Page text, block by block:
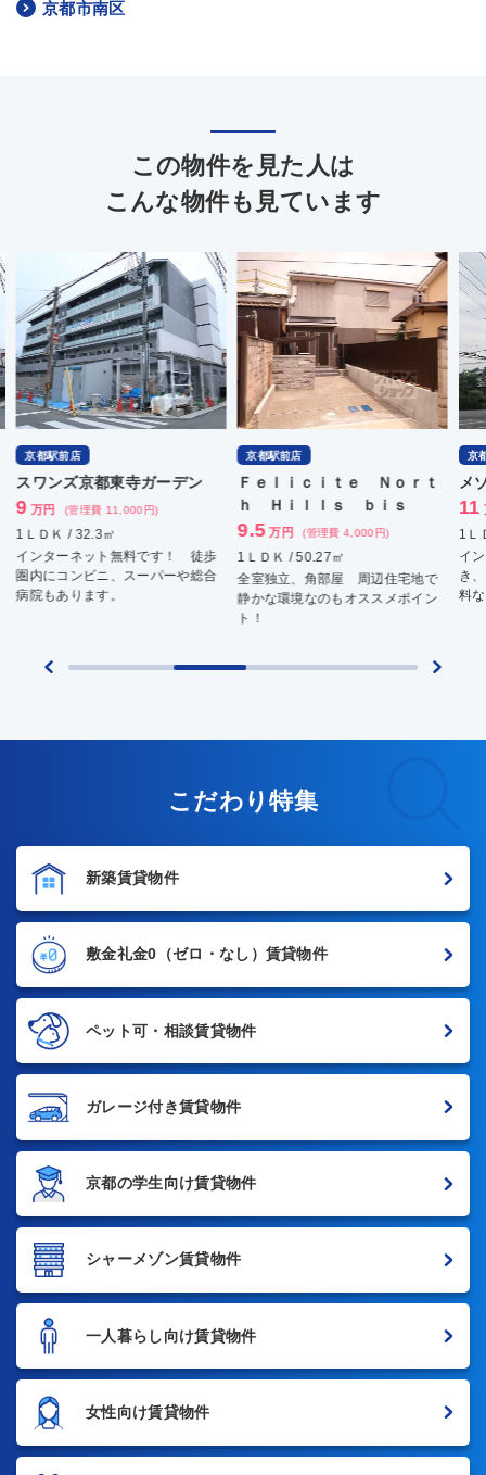
京都市南区
この物件を見た人は
こんな物件も見ています
京都駅前店
Ｆｅｌｉｃｉｔｅ Ｎｏｒｔ
ｈ Ｈｉｌｌｓ ｂｉｓ
9.5 万円 (管理費 4,000円)
1ＬＤＫ / 50.27㎡
全室独立、角部屋 周辺住宅地で
静かな環境なのもオススメポイン
京都駅前店
メゾン１番館
11 万円 (管理費 7,000円)
1ＬＤＫ / 41.6㎡
インターネット無料！ 追い炊
き、浴室乾燥、インターネット無
料など充実した設備！
京
Ｍ
8.8
1Ｌ
イ
地
環
こだわり特集
新築賃貸物件
敷金礼金0 （ゼロ・なし）賃貸物件
ペット可・相談賃貸物件
ガレージ付き賃貸物件
京都の学生向け賃貸物件
シャーメゾン賃貸物件
一人暮らし向け賃貸物件
女性向け賃貸物件